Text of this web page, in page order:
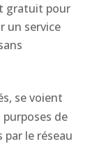
gratuit pour
un service
se voient
purposes de
le réseau